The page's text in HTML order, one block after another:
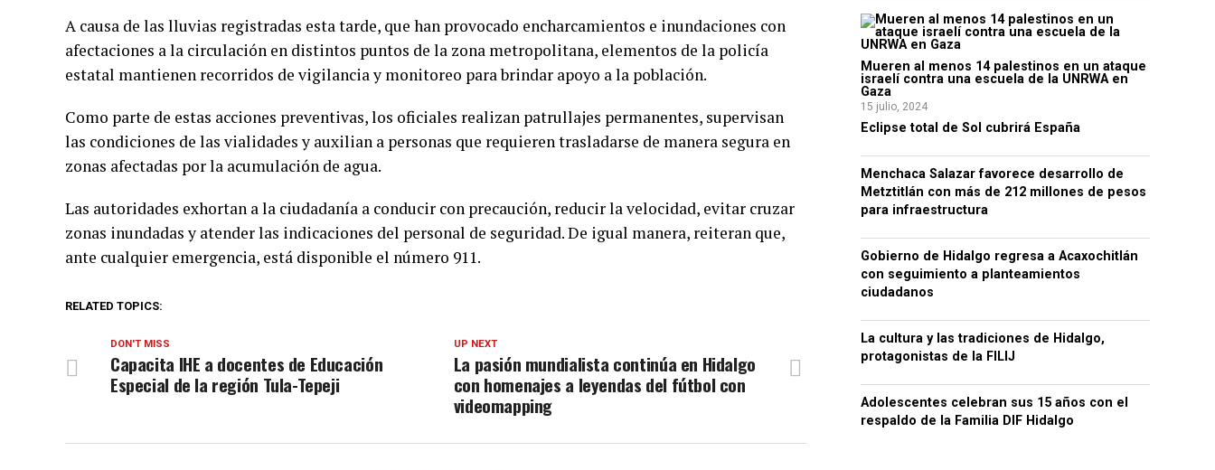
A causa de las lluvias registradas esta tarde, que han provocado encharcamientos e inundaciones con
afectaciones a la circulación en distintos puntos de la zona metropolitana, elementos de la policía
estatal mantienen recorridos de vigilancia y monitoreo para brindar apoyo a la población.
Como parte de estas acciones preventivas, los oficiales realizan patrullajes permanentes, supervisan
las condiciones de las vialidades y auxilian a personas que requieren trasladarse de manera segura en
zonas afectadas por la acumulación de agua.
Las autoridades exhortan a la ciudadanía a conducir con precaución, reducir la velocidad, evitar cruzar
zonas inundadas y atender las indicaciones del personal de seguridad. De igual manera, reiteran que,
ante cualquier emergencia, está disponible el número 911.
RELATED TOPICS:
UP NEXT
La pasión mundialista continúa en Hidalgo
con homenajes a leyendas del fútbol con
videomapping
DON'T MISS
Capacita IHE a docentes de Educación
Especial de la región Tula-Tepeji
Mueren al menos 14 palestinos en un ataque
israelí contra una escuela de la UNRWA en
Gaza
15 julio, 2024
Eclipse total de Sol cubrirá España
Menchaca Salazar favorece desarrollo de
Metztitlán con más de 212 millones de pesos
para infraestructura
Gobierno de Hidalgo regresa a Acaxochitlán
con seguimiento a planteamientos
ciudadanos
La cultura y las tradiciones de Hidalgo,
protagonistas de la FILIJ
Adolescentes celebran sus 15 años con el
respaldo de la Familia DIF Hidalgo